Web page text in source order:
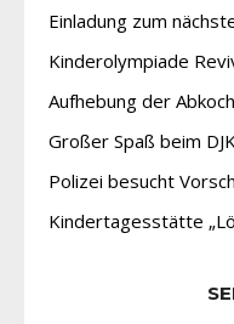
Einladung zum
Kinderolympiade
Aufhebung der
Großer Spaß beim
Polizei besucht
Kindertagesstätte